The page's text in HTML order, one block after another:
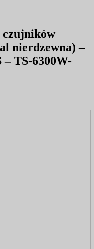
czujników
nierdzewna) –
TS-6300W-